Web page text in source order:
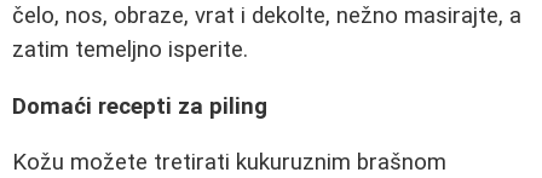
čelo, nos, obraze, vrat i dekolte, nežno masirajte, a
zatim temeljno isperite.
Domaći recepti za piling
Kožu možete tretirati kukuruznim brašnom